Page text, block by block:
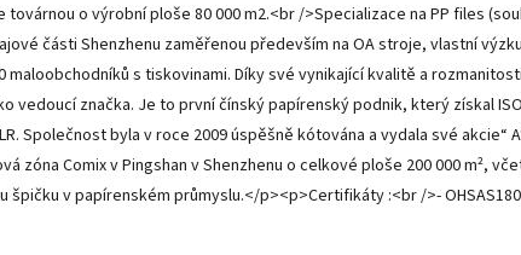
o výrobní ploše 80 000 m2.<br />Specializace na PP files
části Shenzhenu zaměřenou především na OA stroje, vlastní
maloobchodníků s tiskovinami. Díky své vynikající kvalitě a
vedoucí značka. Je to první čínský papírenský podnik, který získal
Společnost byla v roce 2009 úspěšně kótována a vydala své
zóna Comix v Pingshan v Shenzhenu o celkové ploše 200 000
v papírenském průmyslu.</p><p>Certifikáty :<br />-